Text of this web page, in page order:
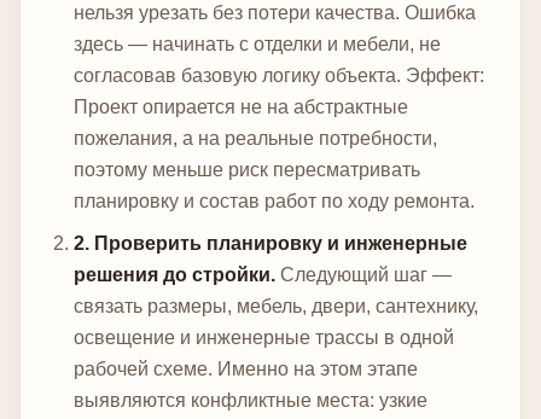
нельзя урезать без потери качества. Ошибка
здесь — начинать с отделки и мебели, не
согласовав базовую логику объекта. Эффект:
Проект опирается не на абстрактные
пожелания, а на реальные потребности,
поэтому меньше риск пересматривать
планировку и состав работ по ходу ремонта.
2. Проверить планировку и инженерные
решения до стройки. Следующий шаг —
связать размеры, мебель, двери, сантехнику,
освещение и инженерные трассы в одной
рабочей схеме. Именно на этом этапе
выявляются конфликтные места: узкие